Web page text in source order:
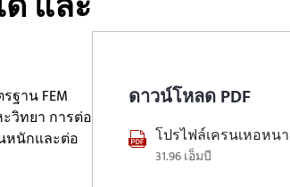
าน FEM
วิทยา การต่อ
หนักและต่อ
ดาวน์โหลด PDF
โปรไฟล์เครนเหอหน
31.96 เอ็มบี